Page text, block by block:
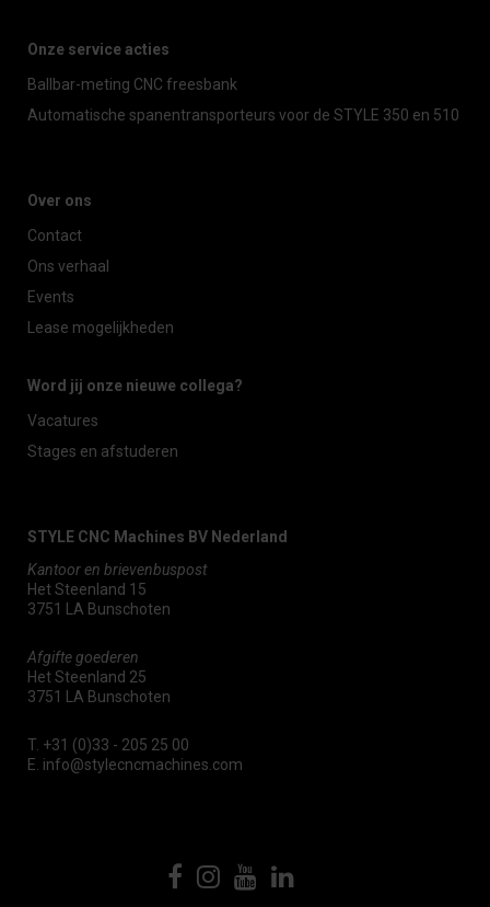
Onze service acties
Ballbar-meting CNC freesbank
Automatische spanentransporteurs voor de STYLE 350 en 510
Over ons
Contact
Ons verhaal
Events
Lease mogelijkheden
Word jij onze nieuwe collega?
Vacatures
Stages en afstuderen
STYLE CNC Machines BV Nederland
Kantoor en brievenbuspost
Het Steenland 15
3751 LA Bunschoten
Afgifte goederen
Het Steenland 25
3751 LA Bunschoten
T. +31 (0)33 - 205 25 00
E. info@stylecncmachines.com